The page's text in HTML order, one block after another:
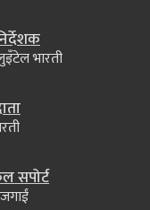
भारती
सपोर्ट